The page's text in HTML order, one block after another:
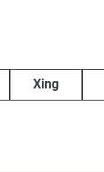
Xing